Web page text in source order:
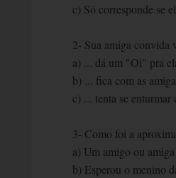
c) Só corresponde se
2- Sua amiga convida
a) ... dá um "Oi" pra
b) ... fica com as
c) ... tenta se enturmar
3- Como foi a
a) Um amigo ou
b) Esperou o menino